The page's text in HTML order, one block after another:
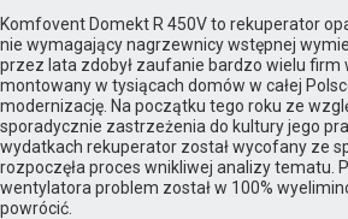
Komfovent Domekt R 450V to rekuperator
nie wymagający nagrzewnicy wstępnej
przez lata zdobył zaufanie bardzo wielu firm
montowany w tysiącach domów w całej
modernizację. Na początku tego roku ze
sporadycznie zastrzeżenia do kultury jego
wydatkach rekuperator został wycofany ze
rozpoczęła proces wnikliwej analizy tematu.
wentylatora problem został w 100%
powrócić.